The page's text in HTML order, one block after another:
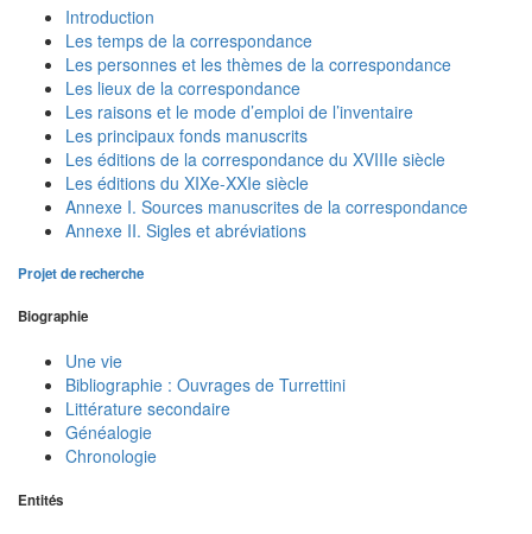
Introduction
Les temps de la correspondance
Les personnes et les thèmes de la correspondance
Les lieux de la correspondance
Les raisons et le mode d’emploi de l’inventaire
Les principaux fonds manuscrits
Les éditions de la correspondance du XVIIIe siècle
Les éditions du XIXe-XXIe siècle
Annexe I. Sources manuscrites de la correspondance
Annexe II. Sigles et abréviations
Projet de recherche
Biographie
Une vie
Bibliographie : Ouvrages de Turrettini
Littérature secondaire
Généalogie
Chronologie
Entités